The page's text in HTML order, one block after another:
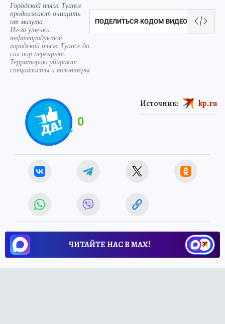
Городской пляж Туапсе
продолжают очищать
от мазута
Из-за утечки
нефтепродуктов
городской пляж Туапсе до
сих пор перекрыт.
Территорию убирают
специалисты и волонтёры
ПОДЕЛИТЬСЯ КОДОМ ВИДЕО
0
Источник: kp.ru
ЧИТАЙТЕ НАС В МАХ!